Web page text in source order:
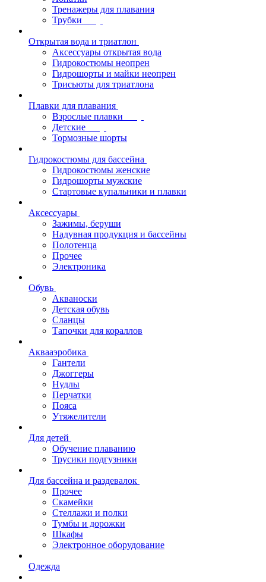
Тренажеры для плавания
Трубки
Открытая вода и триатлон
Аксессуары открытая вода
Гидрокостюмы неопрен
Гидрошорты и майки неопрен
Трисьюты для триатлона
Плавки для плавания
Взрослые плавки
Детские
Тормозные шорты
Гидрокостюмы для бассейна
Гидрокостюмы женские
Гидрошорты мужские
Стартовые купальники и плавки
Аксессуары
Зажимы, беруши
Надувная продукция и бассейны
Полотенца
Прочее
Электроника
Обувь
Акваноски
Детская обувь
Сланцы
Тапочки для кораллов
Аквааэробика
Гантели
Джоггеры
Нудлы
Перчатки
Пояса
Утяжелители
Для детей
Обучение плаванию
Трусики подгузники
Для бассейна и раздевалок
Прочее
Скамейки
Стеллажи и полки
Тумбы и дорожки
Шкафы
Электронное оборудование
Одежда